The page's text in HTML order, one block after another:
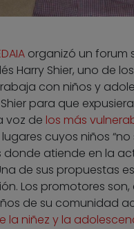
organizó un forum
Harry Shier, uno de
con niños y
para que
voz de los más
cuyos niños
donde atiende en la
de sus propuestas
Los promotores son,
de su comunidad
la niñez y la